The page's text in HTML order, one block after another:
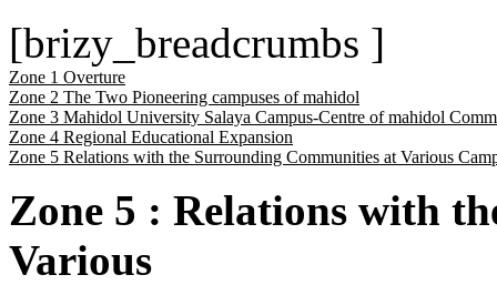
[brizy_breadcrumbs ]
Zone 1 Overture
Zone 2 The Two Pioneering campuses of mahidol
Zone 3 Mahidol University Salaya Campus-Centre of mahidol
Zone 4 Regional Educational Expansion
Zone 5 Relations with the Surrounding Communities at Various
Zone 5 : Relations with
Various